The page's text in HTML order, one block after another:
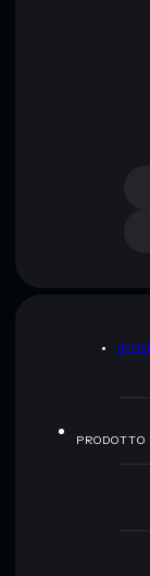
PRODOTTO